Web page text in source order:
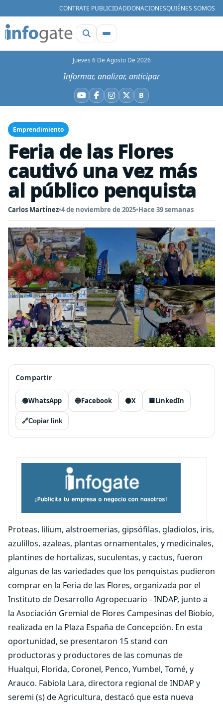
CONTRATE PUBLICIDADDONACIONESQUIÉNES SOMOS
Jueves 6 De Agosto De 2026
Informar, analizar, anticipar
YouTube
Facebook
Instagram
X BBluesky
Emprendimiento
Feria de las Flores
cautivó una vez más
al público penquista
Carlos Martínez•4 de noviembre de 2025•Hace 39 semanas
Compartir
🟢WhatsApp 🔵Facebook ⚫X 🟦LinkedIn
🔗Copiar link
Proteas, lilium, alstroemerias, gipsófilas, gladiolos, iris,
azulillos, azaleas, plantas ornamentales, y medicinales,
plantines de hortalizas, suculentas, y cactus, fueron
algunas de las variedades que los penquistas pudieron
comprar en la Feria de las Flores, organizada por el
Instituto de Desarrollo Agropecuario - INDAP, junto a
la Asociación Gremial de Flores Campesinas del Biobío,
realizada en la Plaza España de Concepción. En esta
oportunidad, se presentaron 15 stand con
productoras y productores de las comunas de
Hualqui, Florida, Coronel, Penco, Yumbel, Tomé, y
Arauco. Fabiola Lara, directora regional de INDAP y
seremi (s) de Agricultura, destacó que esta nueva